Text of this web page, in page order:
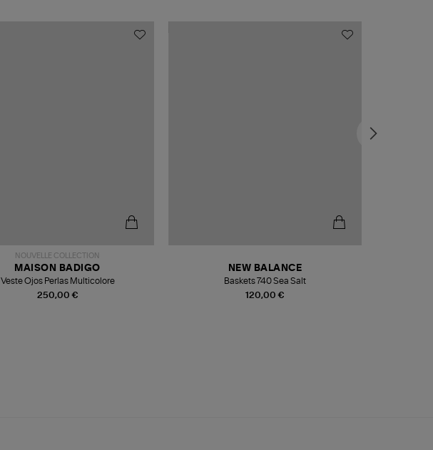
NOUVELLE COLLECTION
250,00 €
MAISON BADIGO
Veste Ojos Perlas Multicolore
120,00 €
NEW BALANCE
Baskets 740 Sea Salt